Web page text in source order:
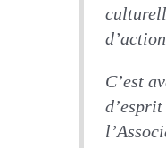
C’est